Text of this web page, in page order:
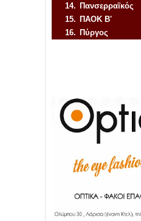
14. Πανσερραϊκός
15. ΠΑΟΚ Β'
16. Πύργος